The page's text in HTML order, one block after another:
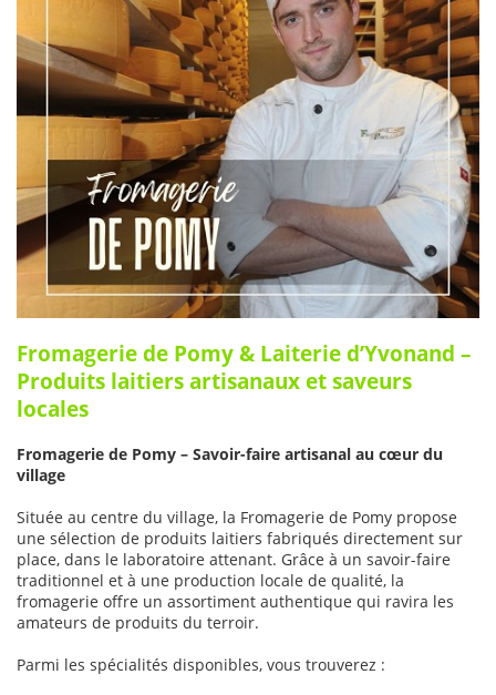
Fromagerie de Pomy & Laiterie d’Yvonand –
Produits laitiers artisanaux et saveurs
locales
Fromagerie de Pomy – Savoir-faire artisanal au cœur du
village
Située au centre du village, la Fromagerie de Pomy propose
une sélection de produits laitiers fabriqués directement sur
place, dans le laboratoire attenant. Grâce à un savoir-faire
traditionnel et à une production locale de qualité, la
fromagerie offre un assortiment authentique qui ravira les
amateurs de produits du terroir.
Parmi les spécialités disponibles, vous trouverez :